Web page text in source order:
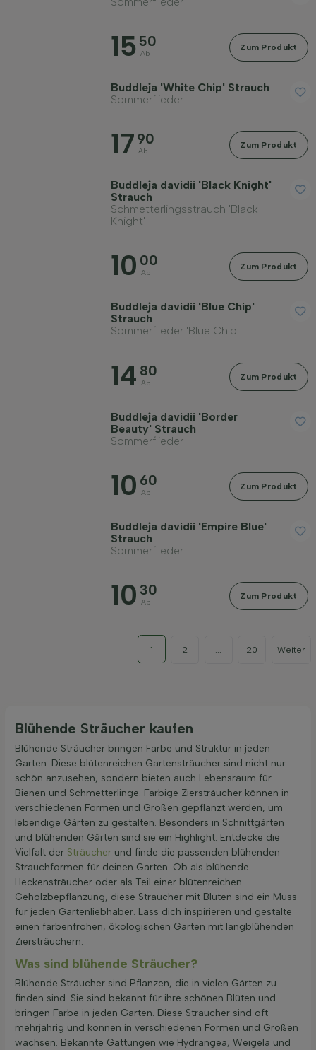
15 50
Ab
Zum Produkt
Buddleja 'White Chip' Strauch
Sommerflieder
17 90
Ab
Zum Produkt
Buddleja davidii 'Black Knight'
Strauch
Schmetterlingsstrauch 'Black
Knight'
10 00
Ab
Zum Produkt
Buddleja davidii 'Blue Chip'
Strauch
Sommerflieder 'Blue Chip'
14 80
Ab
Zum Produkt
Buddleja davidii 'Border
Beauty' Strauch
Sommerflieder
10 60
Ab
Zum Produkt
Buddleja davidii 'Empire Blue'
Strauch
Sommerflieder
10 30
Ab
Zum Produkt
1 2 20 Weiter
Blühende Sträucher kaufen
Blühende Sträucher bringen Farbe und Struktur in jeden
Garten. Diese blütenreichen Gartensträucher sind nicht nur
schön anzusehen, sondern bieten auch Lebensraum für
Bienen und Schmetterlinge. Farbige Ziersträucher können in
verschiedenen Formen und Größen gepflanzt werden, um
lebendige Gärten zu gestalten. Besonders in Schnittgärten
und blühenden Gärten sind sie ein Highlight. Entdecke die
Vielfalt der Sträucher und finde die passenden blühenden
Strauchformen für deinen Garten. Ob als blühende
Heckensträucher oder als Teil einer blütenreichen
Gehölzbepflanzung, diese Sträucher mit Blüten sind ein Muss
für jeden Gartenliebhaber. Lass dich inspirieren und gestalte
einen farbenfrohen, ökologischen Garten mit langblühenden
Ziersträuchern.
Was sind blühende Sträucher?
Blühende Sträucher sind Pflanzen, die in vielen Gärten zu
finden sind. Sie sind bekannt für ihre schönen Blüten und
bringen Farbe in jeden Garten. Diese Sträucher sind oft
mehrjährig und können in verschiedenen Formen und Größen
wachsen. Bekannte Gattungen wie Hydrangea, Weigela und